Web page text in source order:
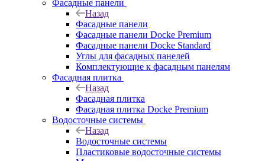
Фасадные панели
Назад
Фасадные панели
Фасадные панели Docke Premium
Фасадные панели Docke Standard
Углы для фасадных панелей
Комплектующие к фасадным панелям
Фасадная плитка
Назад
Фасадная плитка
Фасадная плитка Docke Premium
Водосточные системы
Назад
Водосточные системы
Пластиковые водосточные системы